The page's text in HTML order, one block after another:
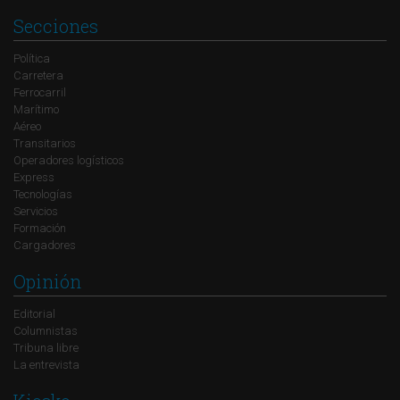
Secciones
Política
Carretera
Ferrocarril
Marítimo
Aéreo
Transitarios
Operadores logísticos
Express
Tecnologías
Servicios
Formación
Cargadores
Opinión
Editorial
Columnistas
Tribuna libre
La entrevista